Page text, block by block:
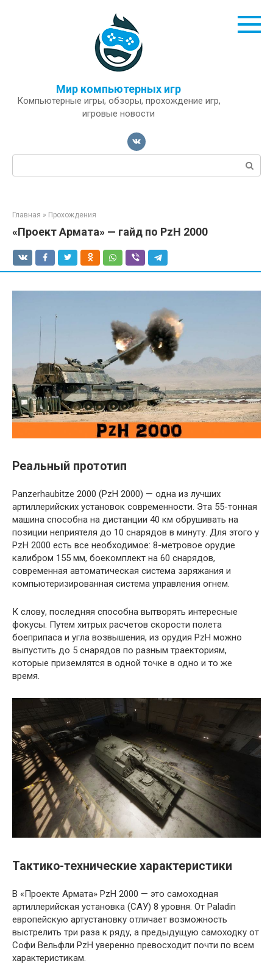
Мир компьютерных игр
Компьютерные игры, обзоры, прохождение игр,
игровые новости
Поиск:
Главная » Прохождения
«Проект Армата» — гайд по PzH 2000
Реальный прототип
Panzerhaubitze 2000 (PzH 2000) — одна из лучших
артиллерийских установок современности. Эта 55-тонная
машина способна на дистанции 40 км обрушивать на
позиции неприятеля до 10 снарядов в минуту. Для этого у
PzH 2000 есть все необходимое: 8-метровое орудие
калибром 155 мм, боекомплект на 60 снарядов,
современная автоматическая система заряжания и
компьютеризированная система управления огнем.
К слову, последняя способна вытворять интересные
фокусы. Путем хитрых расчетов скорости полета
боеприпаса и угла возвышения, из орудия PzH можно
выпустить до 5 снарядов по разным траекториям,
которые приземлятся в одной точке в одно и то же
время.
Тактико-технические характеристики
В «Проекте Армата» PzH 2000 — это самоходная
артиллерийская установка (САУ) 8 уровня. От Paladin
европейскую артустановку отличает возможность
выстрелить три раза к ряду, а предыдущую самоходку от
Софи Вельфли PzH уверенно превосходит почти по всем
характеристикам.